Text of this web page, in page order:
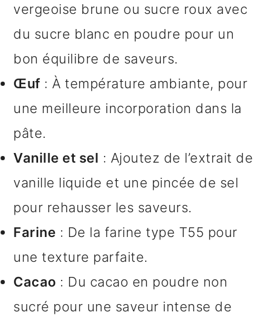
vergeoise brune ou sucre roux avec
du sucre blanc en poudre pour un
bon équilibre de saveurs.
Œuf : À température ambiante, pour
une meilleure incorporation dans la
pâte.
Vanille et sel : Ajoutez de l’extrait de
vanille liquide et une pincée de sel
pour rehausser les saveurs.
Farine : De la farine type T55 pour
une texture parfaite.
Cacao : Du cacao en poudre non
sucré pour une saveur intense de